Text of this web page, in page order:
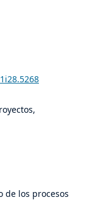
los procesos